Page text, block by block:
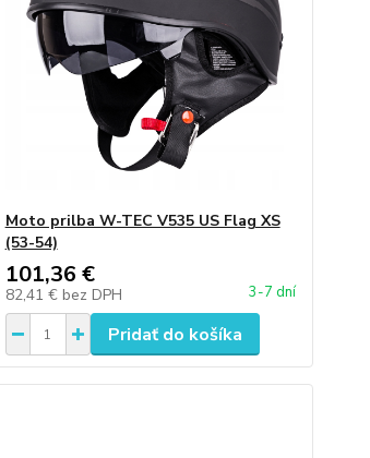
Moto prilba W-TEC V535 US Flag XS
(53-54)
101,36 €
82,41 € bez DPH 3-7 dní
Pridať do košíka